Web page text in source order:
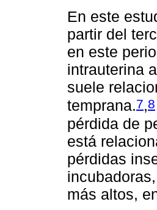
En este
partir del
en este
intrauterina
suele
temprana.7,8
pérdida de
está
pérdidas
más altos,